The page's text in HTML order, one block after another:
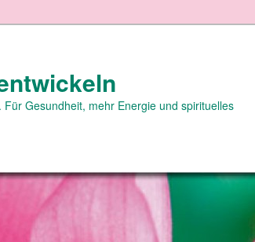
Gesundheit, mehr Energie und spirituelles